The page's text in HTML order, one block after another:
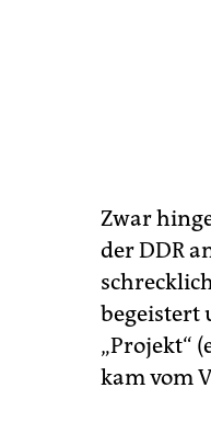
Zwar
der DDR
begeistert
„Projekt“
kam vom